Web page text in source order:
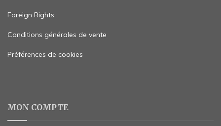
Foreign Rights
Conditions générales de vente
Préférences de cookies
MON COMPTE